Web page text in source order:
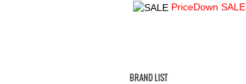
PriceDown SALE
BRAND LIST